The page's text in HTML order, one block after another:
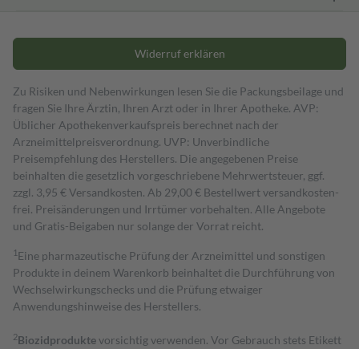
Widerruf erklären
Zu Risiken und Nebenwirkungen lesen Sie die Packungsbeilage und
fragen Sie Ihre Ärztin, Ihren Arzt oder in Ihrer Apotheke. AVP:
Üblicher Apothekenverkaufspreis berechnet nach der
Arzneimittelpreisverordnung. UVP: Unverbindliche
Preisempfehlung des Herstellers. Die angegebenen Preise
beinhalten die gesetzlich vorgeschriebene Mehrwertsteuer, ggf.
zzgl. 3,95 € Versandkosten. Ab 29,00 € Bestell­wert versand­kosten­
frei. Preisänderungen und Irrtümer vorbehalten. Alle Angebote
und Gratis-Beigaben nur solange der Vorrat reicht.
1 Eine pharmazeutische Prüfung der Arzneimittel und sonstigen
Produkte in deinem Warenkorb beinhaltet die Durchführung von
Wechselwirkungschecks und die Prüfung etwaiger
Anwendungshinweise des Herstellers.
2Biozidproduktevorsichtig verwenden. Vor Gebrauch stets Etikett